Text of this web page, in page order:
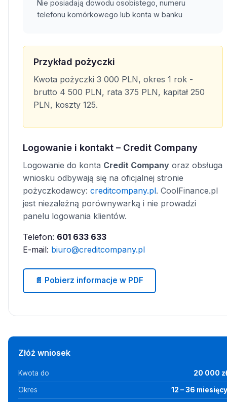
Nie posiadają dowodu osobistego, numeru
telefonu komórkowego lub konta w banku
Przykład pożyczki
Kwota pożyczki 3 000 PLN, okres 1 rok -
brutto 4 500 PLN, rata 375 PLN, kapitał 250
PLN, koszty 125.
Logowanie i kontakt – Credit Company
Logowanie do konta Credit Company oraz obsługa
wniosku odbywają się na oficjalnej stronie
pożyczkodawcy: creditcompany.pl. CoolFinance.pl
jest niezależną porównywarką i nie prowadzi
panelu logowania klientów.
Telefon: 601 633 633
E-mail: biuro@creditcompany.pl
📄 Pobierz informacje w PDF
Złóż wniosek
Kwota do 20 000 zł
Okres 12 – 36 miesięcy